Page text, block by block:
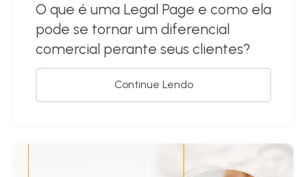
O que é uma Legal Page e como ela
pode se tornar um diferencial
comercial perante seus clientes?
Continue Lendo